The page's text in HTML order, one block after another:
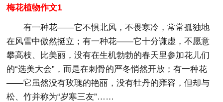
梅花植物作文1
有一种花——它不惧北风，不畏寒冷，常常孤独地
在风雪中傲然挺立；有一种花——它十分谦虚，不愿意
攀高枝、比美丽，没有在生机勃勃的春天里参加花儿们
的“选美大会”，而是在刺骨的严冬悄然开放；有一种花
——它虽然没有玫瑰的艳丽，没有牡丹的雍容，但却与
松、竹并称为“岁寒三友”……